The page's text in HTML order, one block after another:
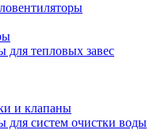
для тепловых завес
и клапаны
для систем очистки воды